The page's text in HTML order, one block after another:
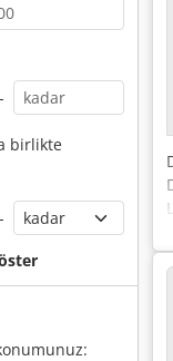
-
birlikte
-